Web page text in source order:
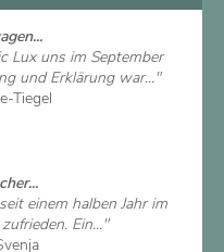
Lux uns im September
und Erklärung war..."
Tiegel
einem halben Jahr im
Ein..."